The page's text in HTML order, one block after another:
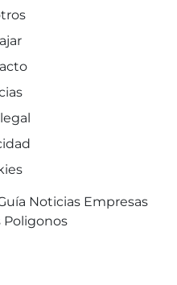
Noticias Empresas
Poligonos